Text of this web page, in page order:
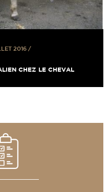
2016/
CHEZ LE CHEVAL